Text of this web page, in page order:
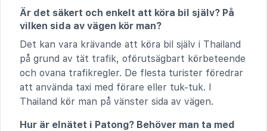
Är det säkert och enkelt att köra bil själv? På
vilken sida av vägen kör man?
Det kan vara krävande att köra bil själv i Thailand
på grund av tät trafik, oförutsägbart körbeteende
och ovana trafikregler. De flesta turister föredrar
att använda taxi med förare eller tuk-tuk. I
Thailand kör man på vänster sida av vägen.
Hur är elnätet i Patong? Behöver man ta med